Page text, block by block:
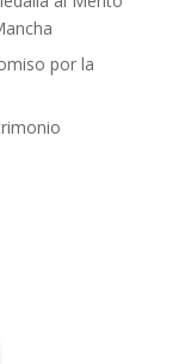
por la